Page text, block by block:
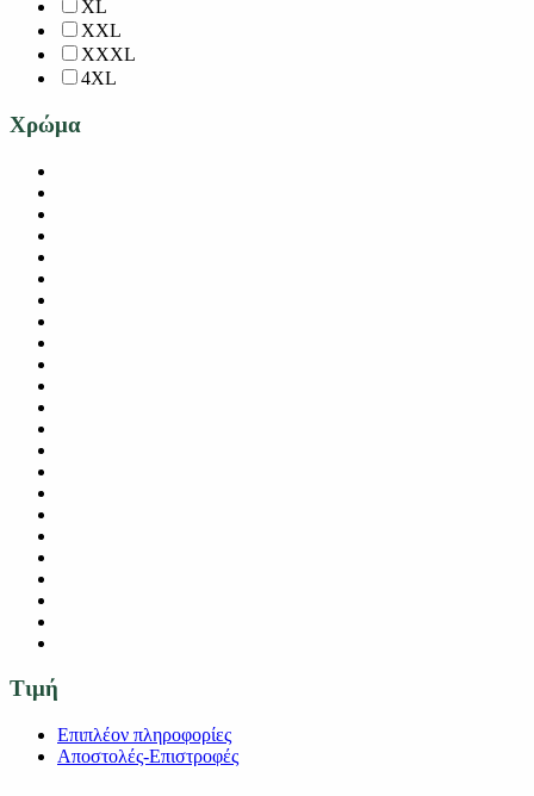
XL
XXL
XXXL
4XL
Χρώμα
Τιμή
Επιπλέον πληροφορίες
Αποστολές-Επιστροφές